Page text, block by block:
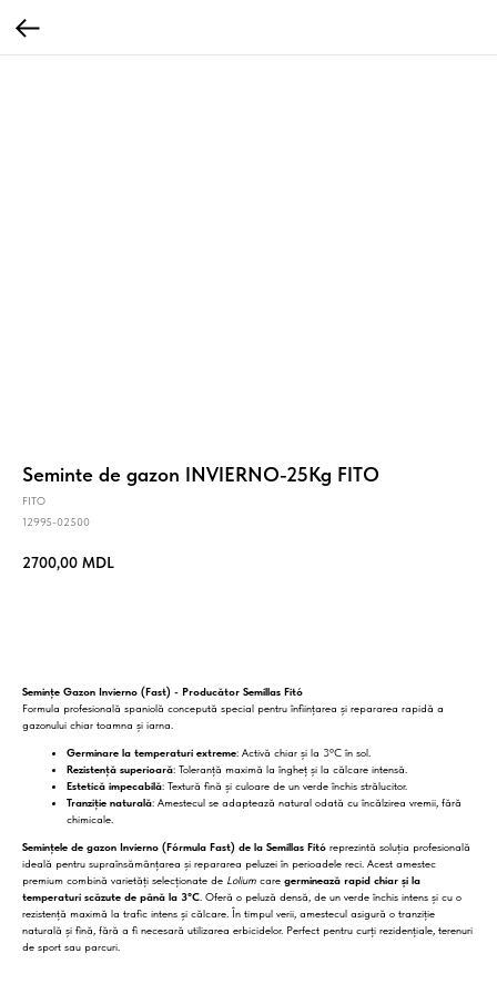
Seminte de gazon INVIERNO-25Kg FITO
FITO
12995-02500
2700,00 MDL
Semințe Gazon Invierno (Fast) - Producător Semillas Fitó
Formula profesională spaniolă concepută special pentru înființarea și repararea rapidă a
gazonului chiar toamna și iarna.
Germinare la temperaturi extreme: Activă chiar și la 3°C în sol.
Rezistență superioară: Toleranță maximă la îngheț și la călcare intensă.
Estetică impecabilă: Textură fină și culoare de un verde închis strălucitor.
Tranziție naturală: Amestecul se adaptează natural odată cu încălzirea vremii, fără
chimicale.
Semințele de gazon Invierno (Fórmula Fast) de la Semillas Fitó reprezintă soluția profesională
ideală pentru supraînsămânțarea și repararea peluzei în perioadele reci. Acest amestec
premium combină varietăți selecționate de Lolium care germinează rapid chiar și la
temperaturi scăzute de până la 3°C . Oferă o peluză densă, de un verde închis intens și cu o
rezistență maximă la trafic intens și călcare. În timpul verii, amestecul asigură o tranziție
naturală și fină, fără a fi necesară utilizarea erbicidelor. Perfect pentru curți rezidențiale, terenuri
de sport sau parcuri.